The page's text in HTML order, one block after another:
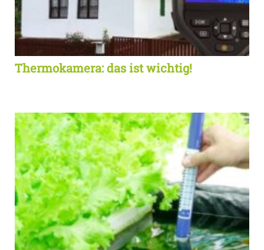
Thermokamera: das ist wichtig!